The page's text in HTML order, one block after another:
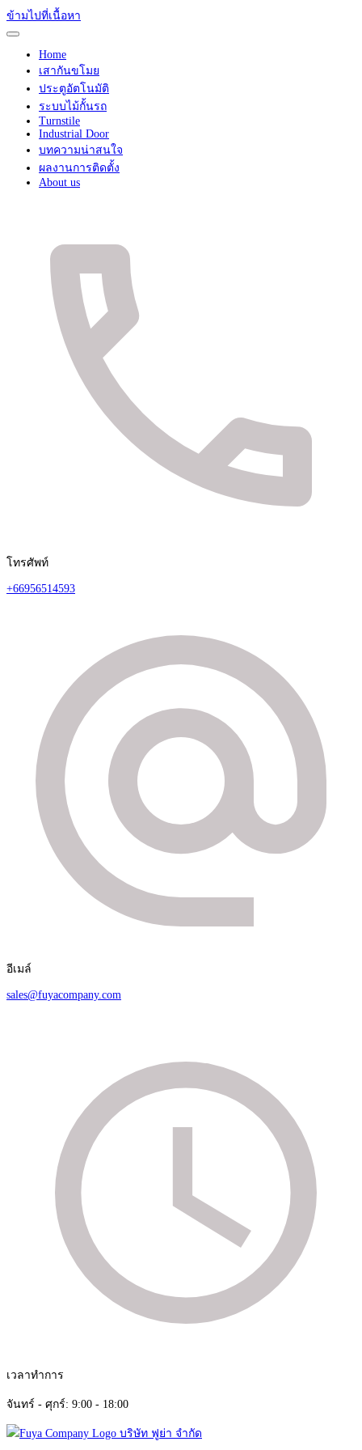
ข้ามไปที่เนื้อหา
Home
เสากันขโมย
ประตูอัตโนมัติ
ระบบไม้กั้นรถ
Turnstile
Industrial Door
บทความน่าสนใจ
ผลงานการติดตั้ง
About us
โทรศัพท์
+66956514593
อีเมล์
sales@fuyacompany.com
เวลาทำการ
จันทร์ - ศุกร์: 9:00 - 18:00